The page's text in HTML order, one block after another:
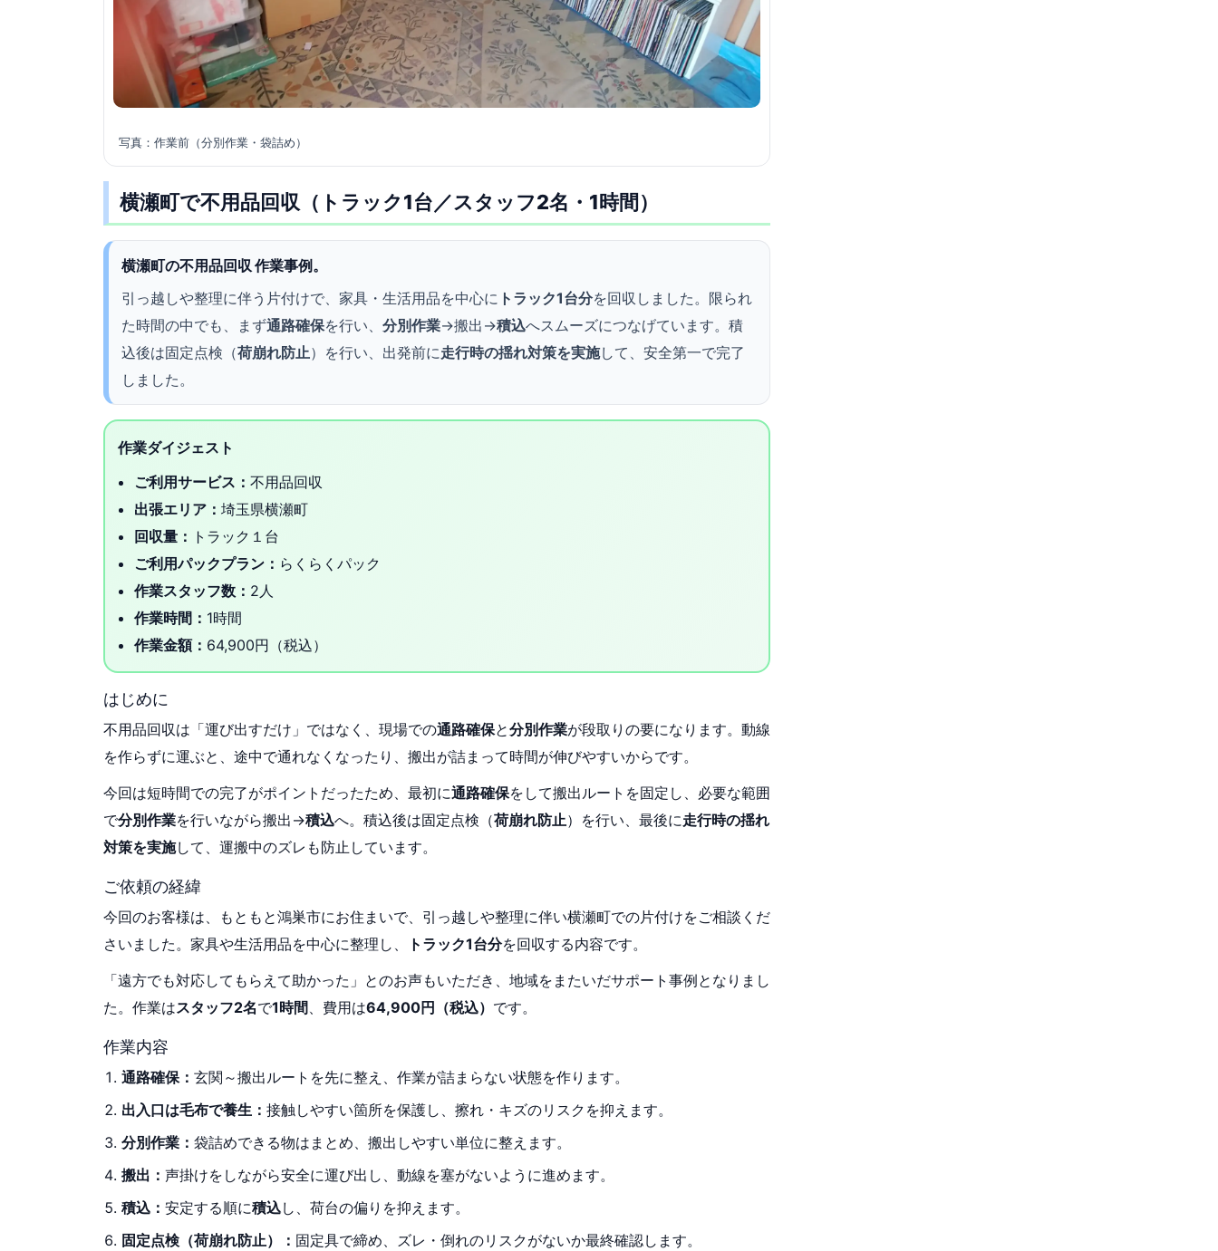
写真：作業前（分別作業・袋詰め）
横瀬町で不用品回収（トラック1台／スタッフ2名・1時間）
横瀬町の不用品回収 作業事例。
引っ越しや整理に伴う片付けで、家具・生活用品を中心に トラック1台分を回収しました。限られ
た時間の中でも、まず通路確保を行い、 分別作業→搬出→積込へスムーズにつなげています。積
込後は固定点検（荷崩れ防止）を行い、出発前に走行時の揺れ対策を実施して、安全第一で完了
しました。
作業ダイジェスト
ご利用サービス： 不用品回収
出張エリア： 埼玉県横瀬町
回収量： トラック１台
ご利用パックプラン： らくらくパック
作業スタッフ数： 2人
作業時間： 1時間
作業金額： 64,900円（税込）
はじめに
不用品回収は「運び出すだけ」ではなく、現場での通路確保と分別作業が段取りの要になります。動線
を作らずに運ぶと、途中で通れなくなったり、搬出が詰まって時間が伸びやすいからです。
今回は短時間での完了がポイントだったため、最初に通路確保をして搬出ルートを固定し、必要な範囲
で分別作業を行いながら搬出→積込へ。積込後は固定点検（荷崩れ防止）を行い、最後に走行時の揺れ
対策を実施して、運搬中のズレも防止しています。
ご依頼の経緯
今回のお客様は、もともと鴻巣市にお住まいで、引っ越しや整理に伴い横瀬町での片付けをご相談くだ
さいました。家具や生活用品を中心に整理し、
トラック1台分を回収する内容です。
「遠方でも対応してもらえて助かった」とのお声もいただき、地域をまたいだサポート事例となりまし
た。作業はスタッフ2名で1時間 、費用は64,900円（税込） です。
作業内容
通路確保： 玄関～搬出ルートを先に整え、作業が詰まらない状態を作ります。
出入口は毛布で養生： 接触しやすい箇所を保護し、擦れ・キズのリスクを抑えます。
分別作業： 袋詰めできる物はまとめ、搬出しやすい単位に整えます。
搬出： 声掛けをしながら安全に運び出し、動線を塞がないように進めます。
積込： 安定する順に積込し、荷台の偏りを抑えます。
固定点検（荷崩れ防止）： 固定具で締め、ズレ・倒れのリスクがないか最終確認します。